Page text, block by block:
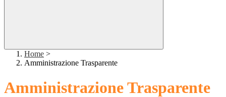
Home >
Amministrazione Trasparente
Amministrazione Trasparente